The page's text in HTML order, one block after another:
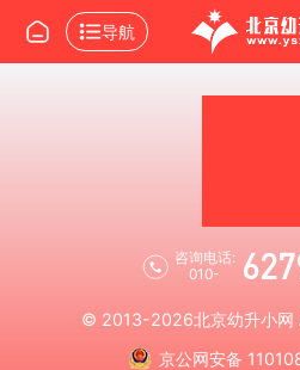
导航
咨询电话:
010-
© 2013-2026北京幼升小网
京公网安备